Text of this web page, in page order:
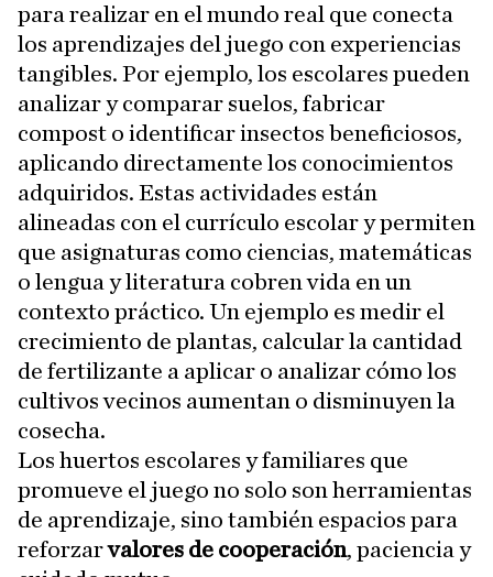
para realizar en el mundo real que conecta
los aprendizajes del juego con experiencias
tangibles. Por ejemplo, los escolares pueden
analizar y comparar suelos, fabricar
compost o identificar insectos beneficiosos,
aplicando directamente los conocimientos
adquiridos. Estas actividades están
alineadas con el currículo escolar y permiten
que asignaturas como ciencias, matemáticas
o lengua y literatura cobren vida en un
contexto práctico. Un ejemplo es medir el
crecimiento de plantas, calcular la cantidad
de fertilizante a aplicar o analizar cómo los
cultivos vecinos aumentan o disminuyen la
cosecha.
Los huertos escolares y familiares que
promueve el juego no solo son herramientas
de aprendizaje, sino también espacios para
reforzarvalores de cooperación, paciencia y